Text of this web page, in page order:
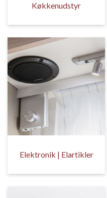
Køkkenudstyr
Elektronik | Elartikler